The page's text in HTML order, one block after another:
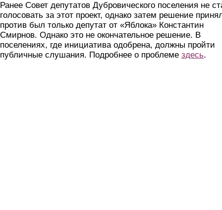
Ранее Совет депутатов Дубровического поселения не
голосовать за этот проект, однако затем решение
против был только депутат от «Яблока» Константин
Смирнов. Однако это не окончательное решение. В
поселениях, где инициатива одобрена, должны пройти
публичные слушания. Подробнее о проблеме здесь.